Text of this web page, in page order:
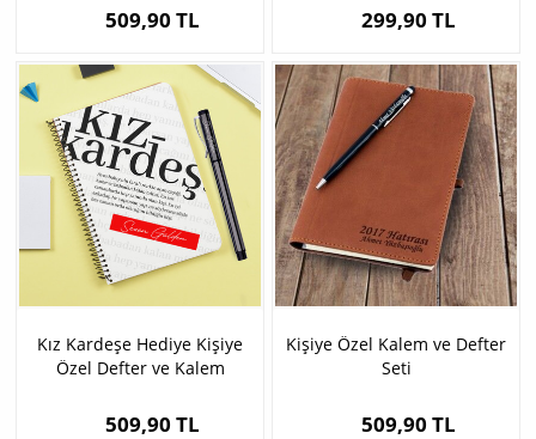
509,90 TL 299,90 TL
Kız Kardeşe Hediye Kişiye
Özel Defter ve Kalem
509,90 TL
Kişiye Özel Kalem ve Defter
Seti
509,90 TL